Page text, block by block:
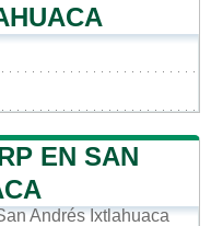
EN SAN
Andrés Ixtlahuaca